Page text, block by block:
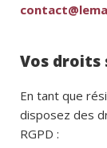
Vos droits
En tant que
disposez des
RGPD :